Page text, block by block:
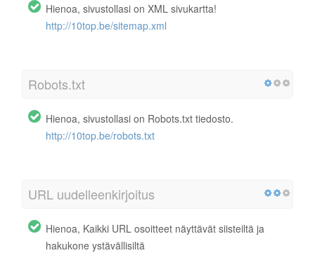
Hienoa, sivustollasi on XML sivukartta!
http://10top.be/sitemap.xml
Robots.txt
Hienoa, sivustollasi on Robots.txt tiedosto.
http://10top.be/robots.txt
URL uudelleenkirjoitus
Hienoa, Kaikki URL osoitteet näyttävät siisteiltä ja
hakukone ystävällisiltä